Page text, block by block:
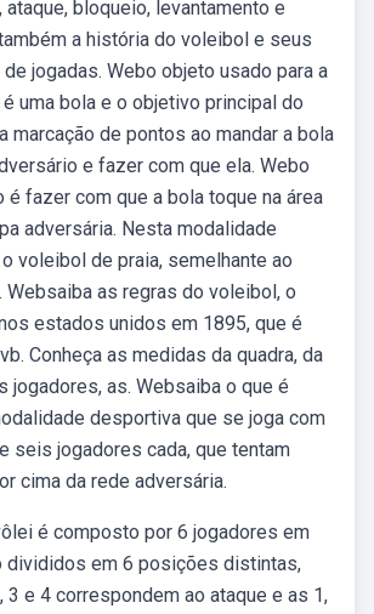
ataque, bloqueio, levantamento e
a história do voleibol e seus
jogadas. Webo objeto usado para a
uma bola e o objetivo principal do
marcação de pontos ao mandar a bola
e fazer com que ela. Webo
é fazer com que a bola toque na área
adversária. Nesta modalidade
voleibol de praia, semelhante ao
Websaiba as regras do voleibol, o
estados unidos em 1895, que é
Conheça as medidas da quadra, da
jogadores, as. Websaiba o que é
desportiva que se joga com
seis jogadores cada, que tentam
cima da rede adversária.
é composto por 6 jogadores em
divididos em 6 posições distintas,
3 e 4 correspondem ao ataque e as 1,